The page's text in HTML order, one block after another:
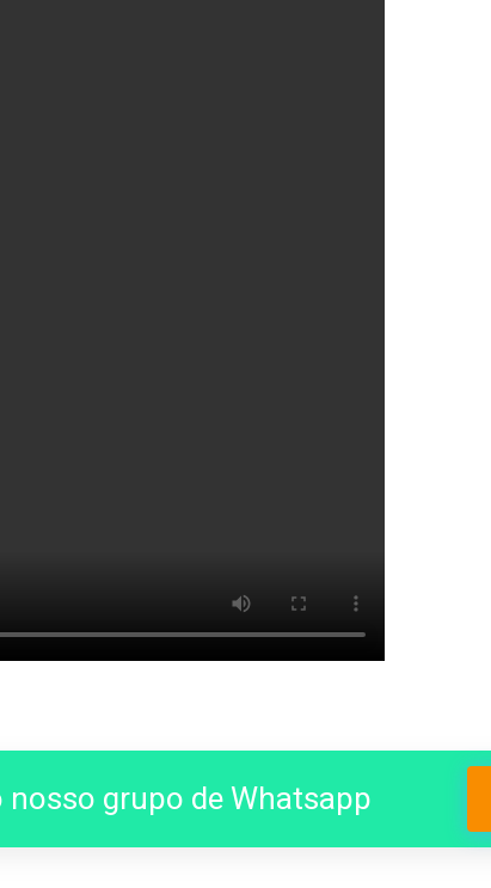
nosso grupo de Whatsapp